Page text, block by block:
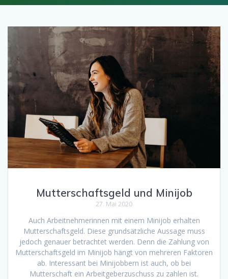
Mutterschaftsgeld und Minijob
27. Mai 2020
Auch Arbeitnehmerinnen mit einem Minijob erhalten
Mutterschaftsgeld. Diese grundsätzliche Aussage muss
jedoch genauer betrachtet werden. Denn die Zahlung von
Mutterschaftsgeld im Minijob hängt von mehreren Faktoren
ab. Interessant bei Minijobbern ist auch, ob bei
Mutterschaft ein Arbeitgeberzuschuss zu zahlen ist.